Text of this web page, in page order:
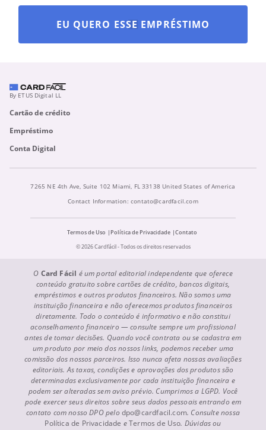
EU QUERO ESSE EMPRÉSTIMO
By ETUS Digital LL
Cartão de crédito
Empréstimo
Conta Digital
7265 NE 4th Ave, Suite 102 Miami, FL 33138 United States of America
Contact Information: contato@cardfacil.com
Termos de Uso Política de Privacidade
Contato
© 2026 Cardfácil - Todos os direitos reservados
O Card Fácil é um portal editorial independente que oferece
conteúdo gratuito sobre cartões de crédito, bancos digitais,
empréstimos e outros produtos financeiros. Não somos uma
instituição financeira e não oferecemos produtos financeiros
diretamente. Todo o conteúdo é informativo e não constitui
aconselhamento financeiro — consulte sempre um profissional
antes de tomar decisões. Quando você contrata ou se cadastra em
um produto por meio dos nossos links, podemos receber uma
comissão dos nossos parceiros. Isso nunca afeta nossas avaliações
editoriais. As taxas, condições e aprovações dos produtos são
determinadas exclusivamente por cada instituição financeira e
podem ser alteradas sem aviso prévio. Cumprimos a LGPD. Você
pode exercer seus direitos sobre seus dados pessoais entrando em
contato com nosso DPO pelo dpo@cardfacil.com. Consulte nossa
Política de Privacidade eTermos de Uso. Dúvidas ou